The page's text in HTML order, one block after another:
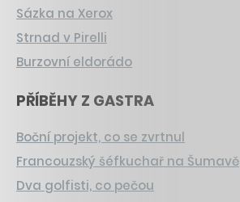
Sázka na Xerox
Strnad v Pirelli
Burzovní eldorádo
PŘÍBĚHY Z GASTRA
Boční projekt, co se zvrtnul
Francouzský šéfkuchař na Šumavě
Dva golfisti, co pečou